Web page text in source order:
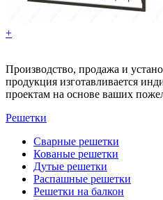
+
Производство, продажа и
продукция изготавливается
проектам на основе ваших
Решетки
Сварные решетки
Кованые решетки
Дутые решетки
Распашные решетки
Решетки на балкон